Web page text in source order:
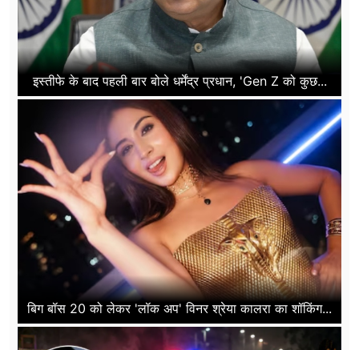
इस्तीफे के बाद पहली बार बोले धर्मेंद्र प्रधान, 'Gen Z को कुछ...
बिग बॉस 20 को लेकर 'लॉक अप' विनर श्रेया कालरा का शॉकिंग...